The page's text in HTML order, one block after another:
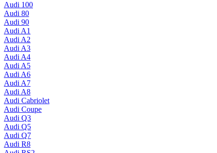
Audi 100
Audi 80
Audi 90
Audi A1
Audi A2
Audi A3
Audi A4
Audi A5
Audi A6
Audi A7
Audi A8
Audi Cabriolet
Audi Coupe
Audi Q3
Audi Q5
Audi Q7
Audi R8